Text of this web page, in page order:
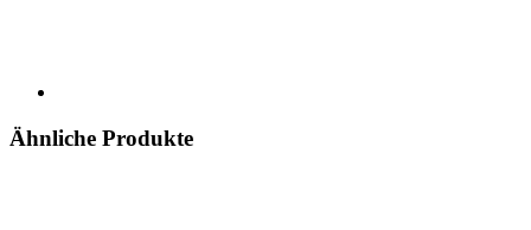
Ähnliche Produkte